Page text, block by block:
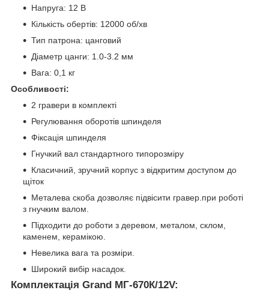
Напруга: 12 В
Кількість обертів: 12000 об/хв
Тип патрона: цанговий
Діаметр цанги: 1.0-3.2 мм
Вага: 0,1 кг
Особливості:
2 гравери в комплекті
Регулювання оборотів шпинделя
Фіксація шпинделя
Гнучкий вал стандартного типорозміру
Класичний, зручний корпус з відкритим доступом до
щіток
Металева скоба дозволяє підвісити гравер.при роботі
з гнучким валом.
Підходити до роботи з деревом, металом, склом,
каменем, керамікою.
Невелика вага та розміри.
Широкий вибір насадок.
Комплектація Grand МГ-670К/12V: